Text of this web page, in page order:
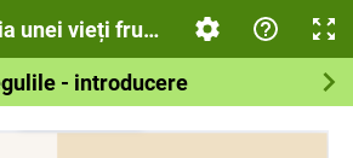
unei vieți frumoase!
- introducere